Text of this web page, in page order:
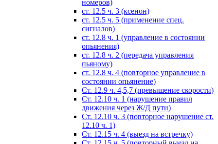
номеров)
ст. 12.5 ч. 3 (ксенон)
ст. 12.5 ч. 5 (применение спец.
сигналов)
cт. 12.8 ч. 1 (управление в состоянии
опьянения)
ст. 12.8 ч. 2 (передача управления
пьяному)
ст. 12.8 ч. 4 (повторное управление в
состоянии опьянение)
Ст. 12.9 ч. 4,5,7 (превышение скорости)
Ст. 12.10 ч. 1 (нарушение правил
движения через Ж/Д пути)
Ст. 12.10 ч. 3 (повторное нарушение ст.
12.10 ч. 1)
Ст. 12.15 ч. 4 (выезд на встречку)